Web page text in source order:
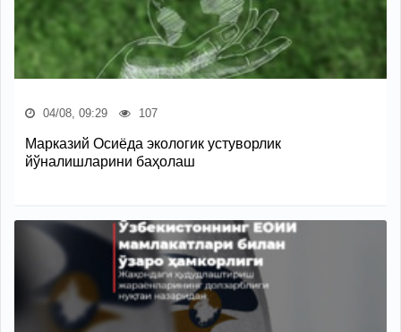
04/08, 09:29 107
Марказий Осиёда экологик устуворлик
йўналишларини баҳолаш